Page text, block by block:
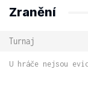
Zranění
Turnaj
U hráče nejsou